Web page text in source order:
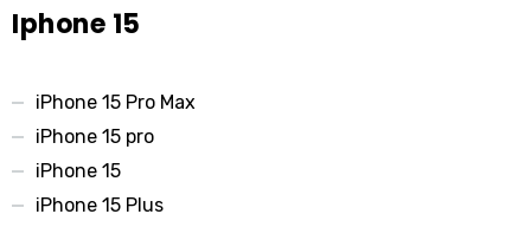
Iphone 15
iPhone 15 Pro Max
iPhone 15 pro
iPhone 15
iPhone 15 Plus